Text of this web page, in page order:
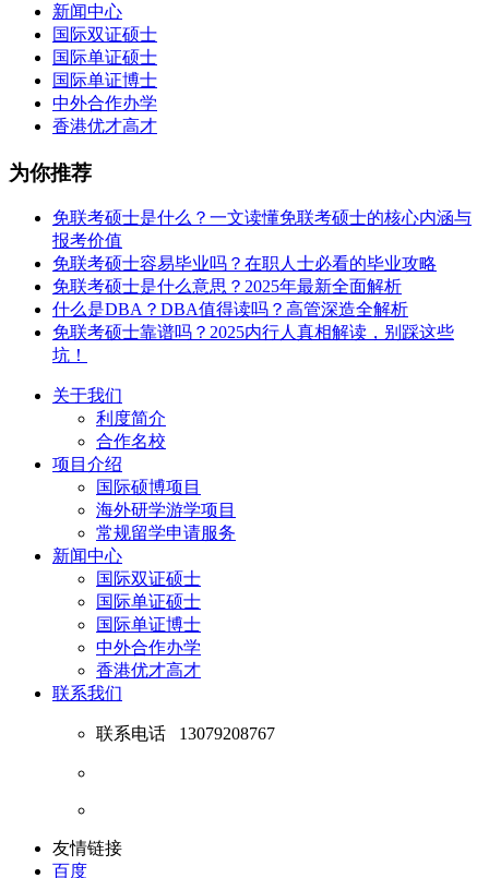
新闻中心
国际双证硕士
国际单证硕士
国际单证博士
中外合作办学
香港优才高才
为你推荐
免联考硕士是什么？一文读懂免联考硕士的核心内涵与
报考价值
免联考硕士容易毕业吗？在职人士必看的毕业攻略
免联考硕士是什么意思？2025年最新全面解析
什么是DBA？DBA值得读吗？高管深造全解析
免联考硕士靠谱吗？2025内行人真相解读，别踩这些
坑！
关于我们
利度简介
合作名校
项目介绍
国际硕博项目
海外研学游学项目
常规留学申请服务
新闻中心
国际双证硕士
国际单证硕士
国际单证博士
中外合作办学
香港优才高才
联系我们
联系电话 13079208767
友情链接
百度